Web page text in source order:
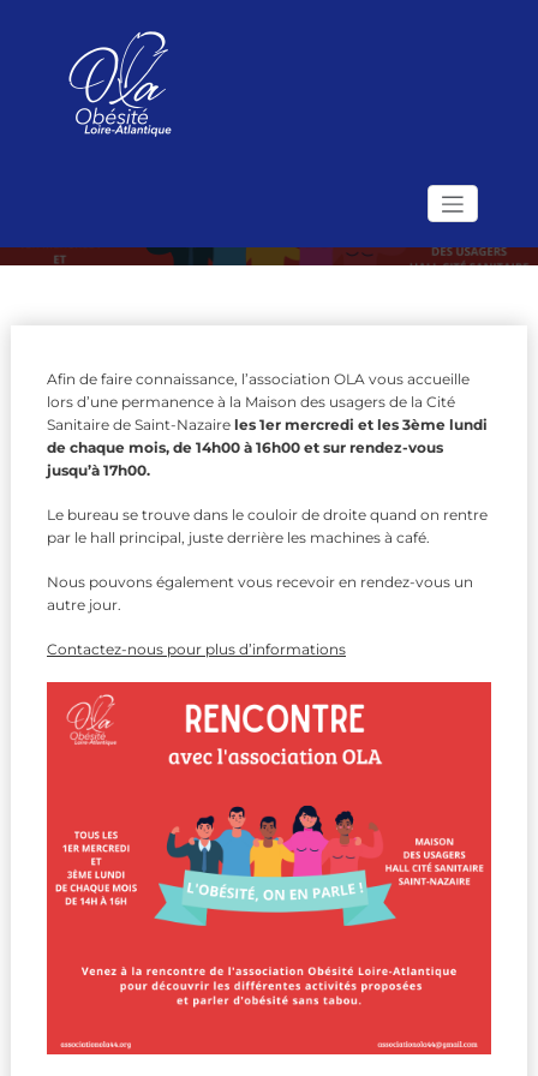
Association Obésité
Le site de l'Association OLA (Obésité Loire Atlantique)
Permanences
Afin de faire connaissance, l’association OLA vous accueille
lors d’une permanence à la Maison des usagers de la Cité
Sanitaire de Saint-Nazaire les 1er mercredi et les 3ème lundi
de chaque mois, de 14h00 à 16h00 et sur rendez-vous
jusqu’à 17h​00.
Le bureau se trouve dans le couloir de droite quand on rentre
par le hall principal, juste derrière les machines à café.
Nous pouvons également vous recevoir en rendez-vous un
autre jour.
Contactez-nous pour plus d’informations